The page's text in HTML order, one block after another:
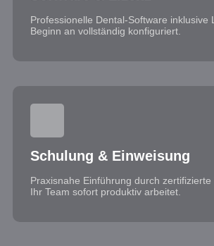
Professionelle Dental-Software inklusive
Beginn an vollständig konfiguriert.
Schulung & Einweisung
Praxisnahe Einführung durch
Ihr Team sofort produktiv arbeitet.